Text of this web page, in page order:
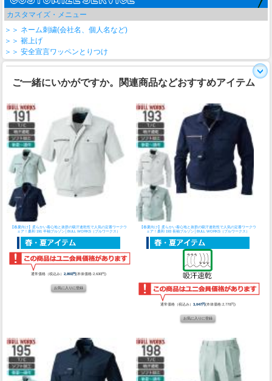
カスタマイズ・メニュー
＞＞ ネーム刺繍(会社名、個人名など)
＞＞ 裾上げ
＞＞ 安全宣言ワッペンとりつけ
ご一緒にいかがですか。関連商品などおすすめアイテム
【春夏向け】柔らかい着心地と抜群の吸汗速乾性で人気の定番ワークウ
ェア！桑和 191 半袖ブルゾン│BULL WORKS（ブルワークス）
通常価格（税込み）2,893円(本体価格:2,630円)
【春夏向け】柔らかい着心地と抜群の吸汗速乾性で人気の定番ワークウ
ェア！ 桑和 193 長袖ブルゾン│BULL WORKS（ブルワークス）
通常価格（税込み） 3,047円(本体価格:2,770円)